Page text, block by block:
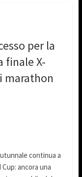
per la
finale X-
marathon
continua a
ancora una